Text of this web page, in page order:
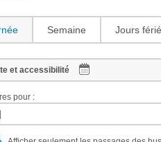
Semaine Jours
et accessibilité
pour :